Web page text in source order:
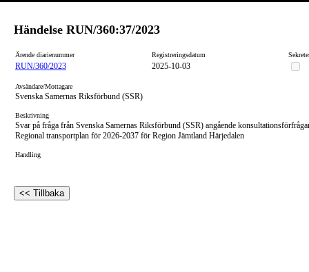
Händelse RUN/360:37/2023
Ärende diarienummer Registreringsdatum
RUN/360/2023 2025-10-03
Avsändare/Mottagare
Svenska Samernas Riksförbund (SSR)
Beskrivning
Svar på fråga från Svenska Samernas Riksförbund (SSR) angående
Regional transportplan för 2026-2037 för Region Jämtland Härjedalen
Handling